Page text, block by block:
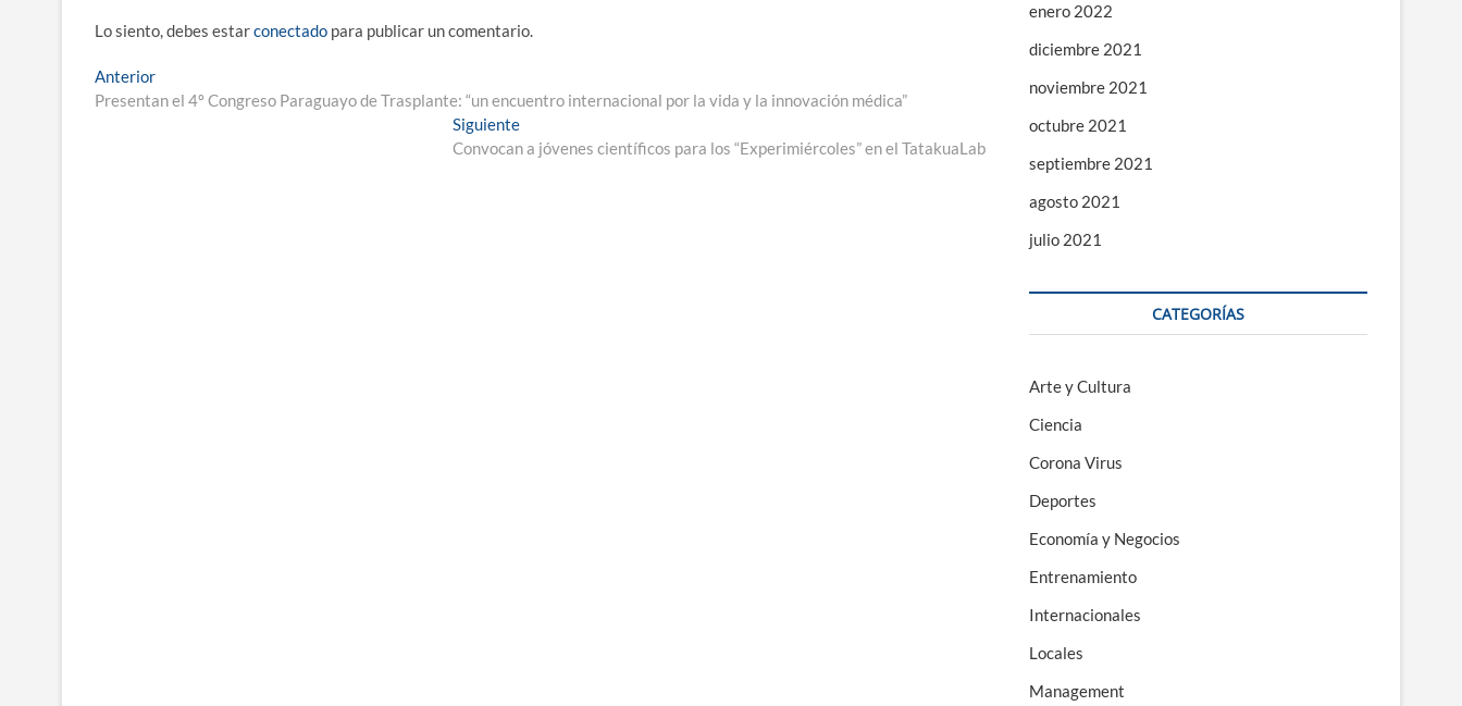
Lo siento, debes estarconectado para publicar un comentario.
Navegación
de
AnteriorEntrada
anterior:
Presentan el 4º Congreso Paraguayo de Trasplante: “un encuentro internacional por la vida y la innovación médica”
SiguienteEntrada
siguiente:
Convocan a jóvenes científicos para los “Experimiércoles” en el TatakuaLab
enero 2022
diciembre 2021
noviembre 2021
octubre 2021
septiembre 2021
agosto 2021
julio 2021
CATEGORÍAS
Arte y Cultura
Ciencia
Corona Virus
Deportes
Economía y Negocios
Entrenamiento
Internacionales
Locales
Management